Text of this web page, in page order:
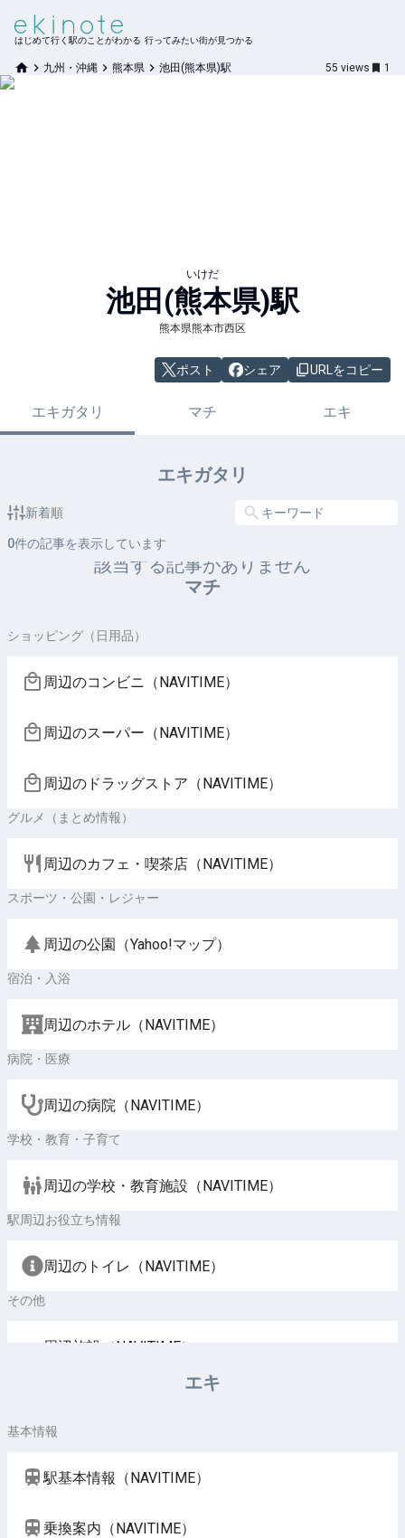
はじめて行く駅のことがわかる 行ってみたい街が見つかる
九州・沖縄 熊本県 池田(熊本県)駅 55 views 1
いけだ
池田(熊本県)駅
熊本県熊本市西区
ポスト シェア URLをコピー
エキガタリ マチ エキ
エキガタリ
新着順
0件の記事を表示しています
該当する記事がありません
マチ
ショッピング（日用品）
周辺のコンビニ（NAVITIME）
周辺のスーパー（NAVITIME）
周辺のドラッグストア（NAVITIME）
グルメ（まとめ情報）
周辺のカフェ・喫茶店（NAVITIME）
スポーツ・公園・レジャー
周辺の公園（Yahoo!マップ）
宿泊・入浴
周辺のホテル（NAVITIME）
病院・医療
周辺の病院（NAVITIME）
学校・教育・子育て
周辺の学校・教育施設（NAVITIME）
駅周辺お役立ち情報
周辺のトイレ（NAVITIME）
その他
周辺施設（NAVITIME）
エキ
基本情報
駅基本情報（NAVITIME）
乗換案内（NAVITIME）